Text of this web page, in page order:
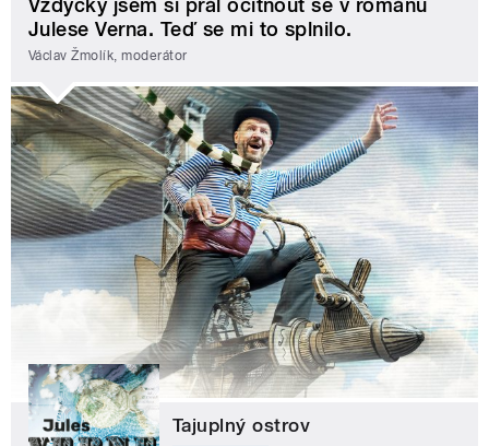
Vždycky jsem si přál ocitnout se v románu
Julese Verna. Teď se mi to splnilo.
Václav Žmolík, moderátor
Tajuplný ostrov